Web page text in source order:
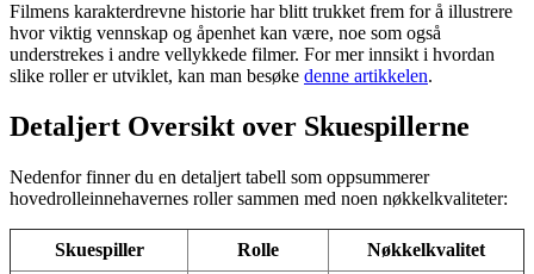
Filmens karakterdrevne historie har blitt trukket frem for å illustrere
hvor viktig vennskap og åpenhet kan være, noe som også
understrekes i andre vellykkede filmer. For mer innsikt i hvordan
slike roller er utviklet, kan man besøke denne artikkelen.
Detaljert Oversikt over Skuespillerne
Nedenfor finner du en detaljert tabell som oppsummerer
hovedrolleinnehavernes roller sammen med noen nøkkelkvaliteter:
Skuespiller Rolle Nøkkelkvalitet